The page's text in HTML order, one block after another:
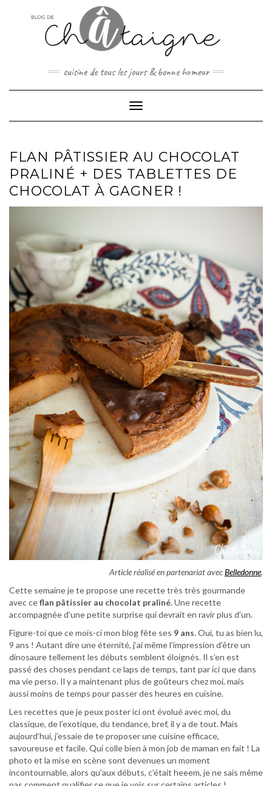
cuisine de tous les jours & bonne humeur
Toggle Navigation
FLAN PÂTISSIER AU CHOCOLAT
PRALINÉ + DES TABLETTES DE
CHOCOLAT À GAGNER !
Article réalisé en partenariat avecBelledonne.
Cette semaine je te propose une recette très très gourmande
avec ceflan pâtissier au chocolat praliné. Une recette
accompagnée d’une petite surprise qui devrait en ravir plus d’un.
Figure-toi que ce mois-ci mon blog fête ses 9 ans. Oui, tu as bien lu,
9 ans ! Autant dire une éternité, j’ai même l’impression d’être un
dinosaure tellement les débuts semblent éloignés. Il s’en est
passé des choses pendant ce laps de temps, tant par ici que dans
ma vie perso. Il y a maintenant plus de goûteurs chez moi, mais
aussi moins de temps pour passer des heures en cuisine.
Les recettes que je peux poster ici ont évolué avec moi, du
classique, de l’exotique, du tendance, bref, il y a de tout. Mais
aujourd’hui, j’essaie de te proposer une cuisine efficace,
savoureuse et facile. Qui colle bien à mon job de maman en fait ! La
photo et la mise en scène sont devenues un moment
incontournable, alors qu’aux débuts, c’était heeem, je ne sais même